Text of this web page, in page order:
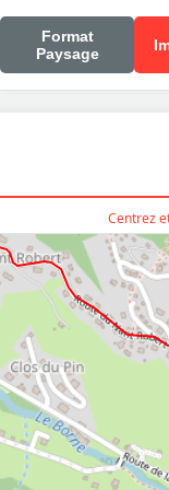
Format
Paysage
Centrez